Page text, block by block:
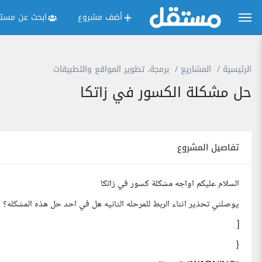
أضف مشروع ابحث عن
الرئيسية المشاريع برمجة، تطوير المواقع والتطبيقات
حل مشكلة الكسور في زاتكا
تفاصيل المشروع
السلام عليكم اواجه مشكلة كسور في زاتكا
يوصلني تحذير اثناء الربط للمرحله الثانيه هل في احد حل هذه المشكله؟
[
{